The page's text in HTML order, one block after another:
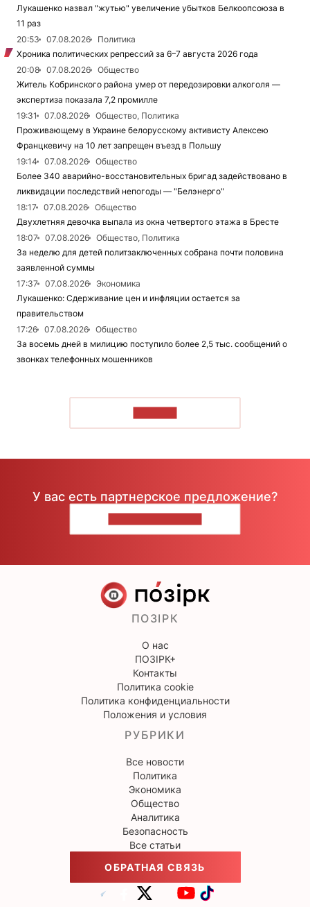
Лукашенко назвал "жутью" увеличение убытков Белкоопсоюза в
11 раз
20:53
07.08.2026
Политика
Хроника политических репрессий за 6–7 августа 2026 года
20:08
07.08.2026
Общество
Житель Кобринского района умер от передозировки алкоголя —
экспертиза показала 7,2 промилле
19:31
07.08.2026
Общество, Политика
Проживающему в Украине белорусскому активисту Алексею
Францкевичу на 10 лет запрещен въезд в Польшу
19:14
07.08.2026
Общество
Более 340 аварийно-восстановительных бригад задействовано в
ликвидации последствий непогоды — "Белэнерго"
18:17
07.08.2026
Общество
Двухлетняя девочка выпала из окна четвертого этажа в Бресте
18:07
07.08.2026
Общество, Политика
За неделю для детей политзаключенных собрана почти половина
заявленной суммы
17:37
07.08.2026
Экономика
Лукашенко: Сдерживание цен и инфляции остается за
правительством
17:26
07.08.2026
Общество
За восемь дней в милицию поступило более 2,5 тыс. сообщений о
звонках телефонных мошенников
У вас есть партнерское предложение?
ПОЗІРК
О нас
ПОЗІРК+
Контакты
Политика cookie
Политика конфиденциальности
Положения и условия
РУБРИКИ
Все новости
Политика
Экономика
Общество
Аналитика
Безопасность
Все статьи
ОБРАТНАЯ СВЯЗЬ